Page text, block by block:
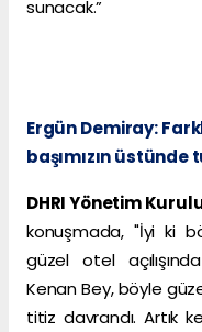
sunacak.”
Ergün Demiray:
başımızın üstünde
DHRI Yönetim
konuşmada, "İyi ki
güzel otel
Kenan Bey, böyle
titiz davrandı. Artık